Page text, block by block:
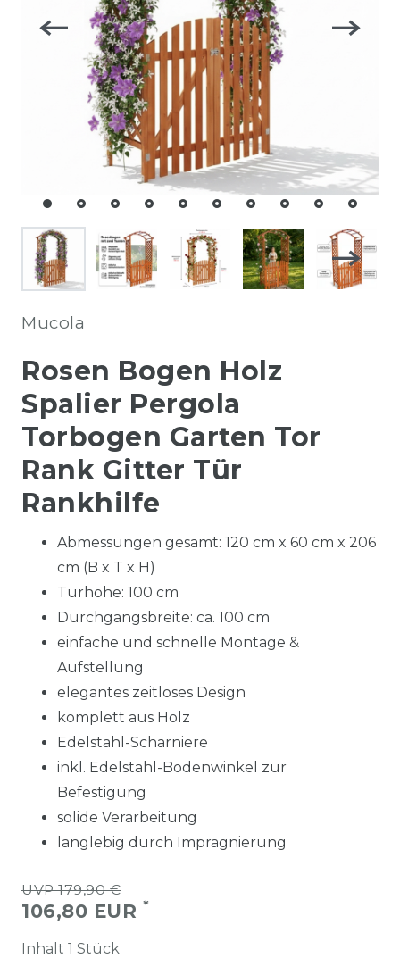
Mucola
Rosen Bogen Holz
Spalier Pergola
Torbogen Garten Tor
Rank Gitter Tür
Rankhilfe
Abmessungen gesamt: 120 cm x 60 cm x 206
cm (B x T x H)
Türhöhe: 100 cm
Durchgangsbreite: ca. 100 cm
einfache und schnelle Montage &
Aufstellung
elegantes zeitloses Design
komplett aus Holz
Edelstahl-Scharniere
inkl. Edelstahl-Bodenwinkel zur
Befestigung
solide Verarbeitung
langlebig durch Imprägnierung
UVP 179,90 €
106,80 EUR *
Inhalt 1 Stück